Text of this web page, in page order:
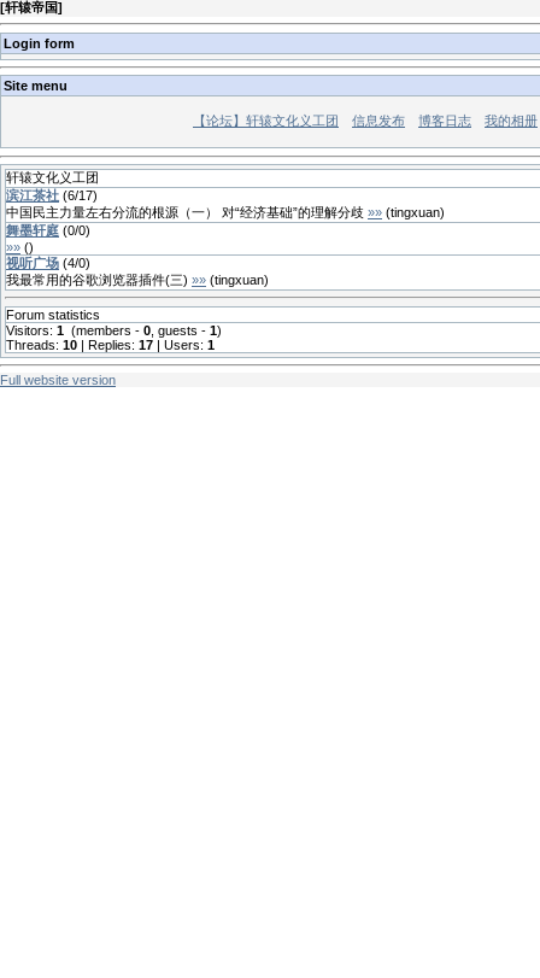
[轩辕帝国]
Login form
Site menu
【论坛】轩辕文化义工团 信息发布 博客日志 我的相册
轩辕文化义工团
滨江茶社 (6/17)
中国民主力量左右分流的根源（一） 对“经济基础”的理解分歧 »» (tingxuan)
舞墨轩庭 (0/0)
»» ()
视听广场 (4/0)
我最常用的谷歌浏览器插件(三) »» (tingxuan)
Forum statistics
Visitors: 1 (members - 0 , guests - 1)
Threads: 10 | Replies: 17 | Users: 1
Full website version